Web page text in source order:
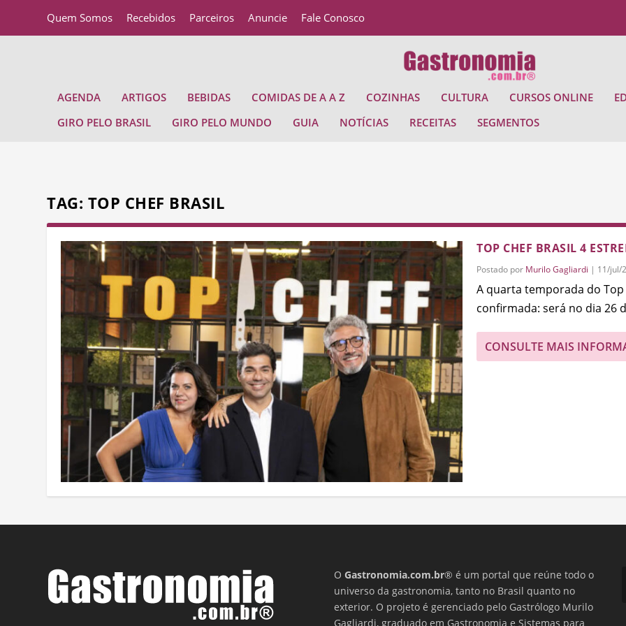
Quem Somos Recebidos Parceiros Anuncie Fale Conosco
AGENDA ARTIGOS BEBIDAS COMIDAS DE A A Z COZINHAS CULTURA CURSOS ONLINE
GIRO PELO BRASIL
GIRO PELO MUNDO GUIA NOTÍCIAS RECEITAS SEGMENTOS
TAG: TOP CHEF BRASIL
TOP CHEF BRASIL 4
Postado por Murilo Gagliardi | 11/jul/
A quarta temporada do
confirmada: será no dia 26
CONSULTE MAIS
OGastronomia.com.br® é um portal que reúne todo o
universo da gastronomia, tanto no Brasil quanto no
exterior. O projeto é gerenciado pelo Gastrólogo Murilo
Gagliardi, graduado em Gastronomia e Sistemas para